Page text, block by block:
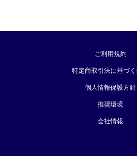
ご利用規約
特定商取引法に基づ
個人情報保護方針
推奨環境
会社情報